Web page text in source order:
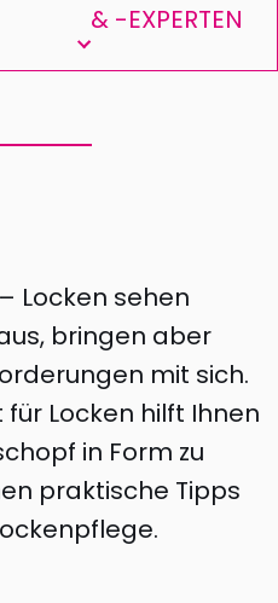
& -EXPERTEN
Locken sehen
bringen aber
mit sich.
Locken hilft Ihnen
in Form zu
praktische Tipps